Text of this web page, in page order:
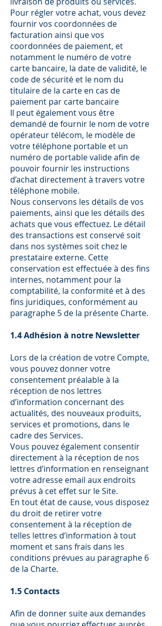
Pour régler votre achat, vous devez
fournir vos coordonnées de
facturation ainsi que vos
coordonnées de paiement, et
notamment le numéro de votre
carte bancaire, la date de validité, le
code de sécurité et le nom du
titulaire de la carte en cas de
paiement par carte bancaire
Il peut également vous être
demandé de fournir le nom de votre
opérateur télécom, le modèle de
votre téléphone portable et un
numéro de portable valide afin de
pouvoir fournir les instructions
d’achat directement à travers votre
téléphone mobile.
Nous conservons les détails de vos
paiements, ainsi que les détails des
achats que vous effectuez. Le détail
des transactions est conservé soit
dans nos systèmes soit chez le
prestataire externe. Cette
conservation est effectuée à des fins
internes, notamment pour la
comptabilité, la conformité et à des
fins juridiques, conformément au
paragraphe 5 de la présente Charte.
1.4 Adhésion à notre Newsletter
Lors de la création de votre Compte,
vous pouvez donner votre
consentement préalable à la
réception de nos lettres
d’information concernant des
actualités, des nouveaux produits,
services et promotions, dans le
cadre des Services.
Vous pouvez également consentir
directement à la réception de nos
lettres d’information en renseignant
votre adresse email aux endroits
prévus à cet effet sur le Site.
En tout état de cause, vous disposez
du droit de retirer votre
consentement à la réception de
telles lettres d’information à tout
moment et sans frais dans les
conditions prévues au paragraphe 6
de la Charte.
1.5 Contacts
Afin de donner suite aux demandes